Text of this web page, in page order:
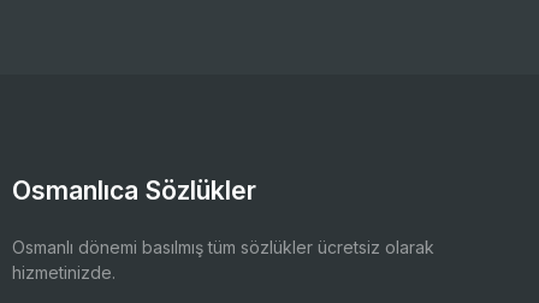
Osmanlıca Sözlükler
Osmanlı dönemi basılmış tüm sözlükler ücretsiz olarak
hizmetinizde.